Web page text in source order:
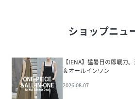
ショップニュ
【IENA】猛暑日の即戦力
＆オールインワン
2026.08.07